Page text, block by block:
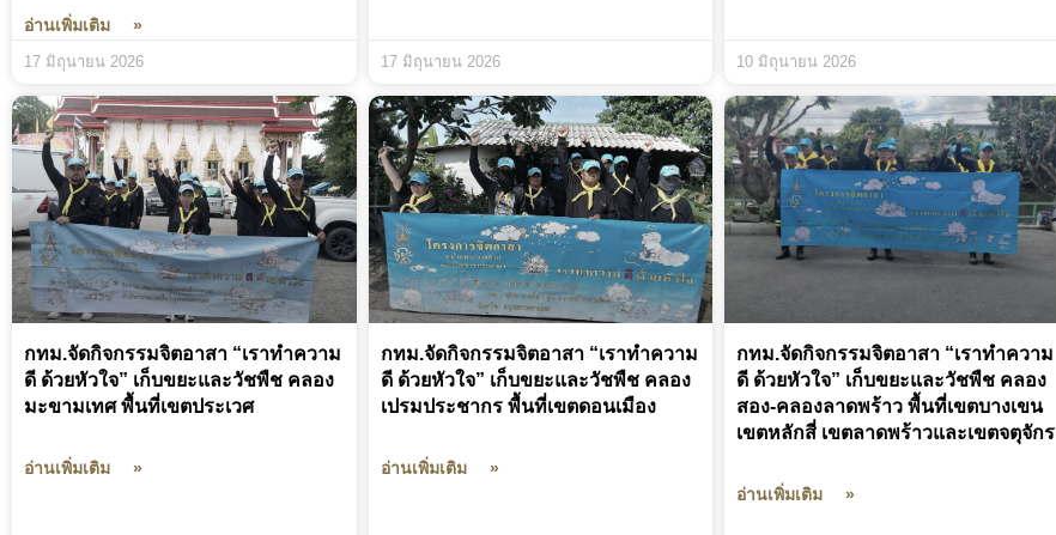
อ่านเพิ่มเติม »
17 มิถุนายน 2026 17 มิถุนายน 2026 10 มิถุนายน 2026
กทม.จัดกิจกรรมจิตอาสา “เราทำความ
ดี ด้วยหัวใจ” เก็บขยะและวัชพืช คลอง
มะขามเทศ พื้นที่เขตประเวศ
อ่านเพิ่มเติม »
กทม.จัดกิจกรรมจิตอาสา “เราทำความ
ดี ด้วยหัวใจ” เก็บขยะและวัชพืช คลอง
เปรมประชากร พื้นที่เขตดอนเมือง
อ่านเพิ่มเติม »
กทม.จัดกิจกรรมจิตอาสา “เราทำความ
ดี ด้วยหัวใจ” เก็บขยะและวัชพืช คลอง
สอง-คลองลาดพร้าว พื้นที่เขตบางเขน
เขตหลักสี่ เขตลาดพร้าวและเขตจตุจักร
อ่านเพิ่มเติม »